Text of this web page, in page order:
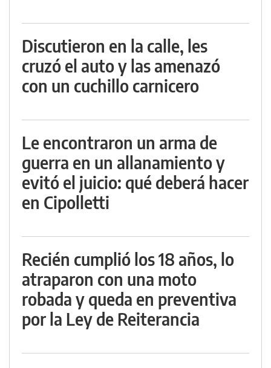
Discutieron en la calle, les
cruzó el auto y las amenazó
con un cuchillo carnicero
Le encontraron un arma de
guerra en un allanamiento y
evitó el juicio: qué deberá hacer
en Cipolletti
Recién cumplió los 18 años, lo
atraparon con una moto
robada y queda en preventiva
por la Ley de Reiterancia